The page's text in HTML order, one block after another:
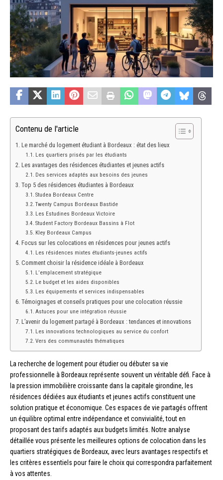
Contenu de l'article
Le marché du logement étudiant à Bordeaux : état des lieux
Les quartiers prisés par les étudiants
Les avantages des résidences étudiantes et jeunes actifs
Des services adaptés aux besoins des jeunes
Top 5 des résidences étudiantes à Bordeaux
Studea Bordeaux Centre
Twenty Campus Bordeaux Bastide
Les Estudines Bordeaux Victoire
Student Factory Bordeaux Bassins à Flot
Kley Bordeaux Campus
Focus sur les colocations en résidences pour jeunes actifs
Les résidences mixtes étudiants-jeunes actifs
Comment choisir la résidence idéale à Bordeaux
L’emplacement stratégique
Le budget et les aides disponibles
Les équipements et services indispensables
Témoignages et conseils pratiques pour une colocation réussie
Astuces pour une intégration réussie
L’avenir du logement partagé à Bordeaux : tendances et innovations
Les innovations technologiques au service du confort
Vers des communautés thématiques
La recherche de logement pour étudier ou débuter sa vie
professionnelle à Bordeaux représente souvent un véritable défi. Face à
la pression immobilière croissante dans la capitale girondine, les
résidences dédiées aux étudiants et jeunes actifs constituent une
solution pratique et économique. Ces espaces de vie partagés offrent
un équilibre optimal entre indépendance et convivialité, tout en
proposant des tarifs adaptés aux budgets limités. Notre analyse
détaillée vous présente les meilleures options de colocation dans les
quartiers stratégiques de Bordeaux, avec leurs avantages respectifs et
les critères essentiels pour faire le choix qui correspondra parfaitement
à vos attentes.